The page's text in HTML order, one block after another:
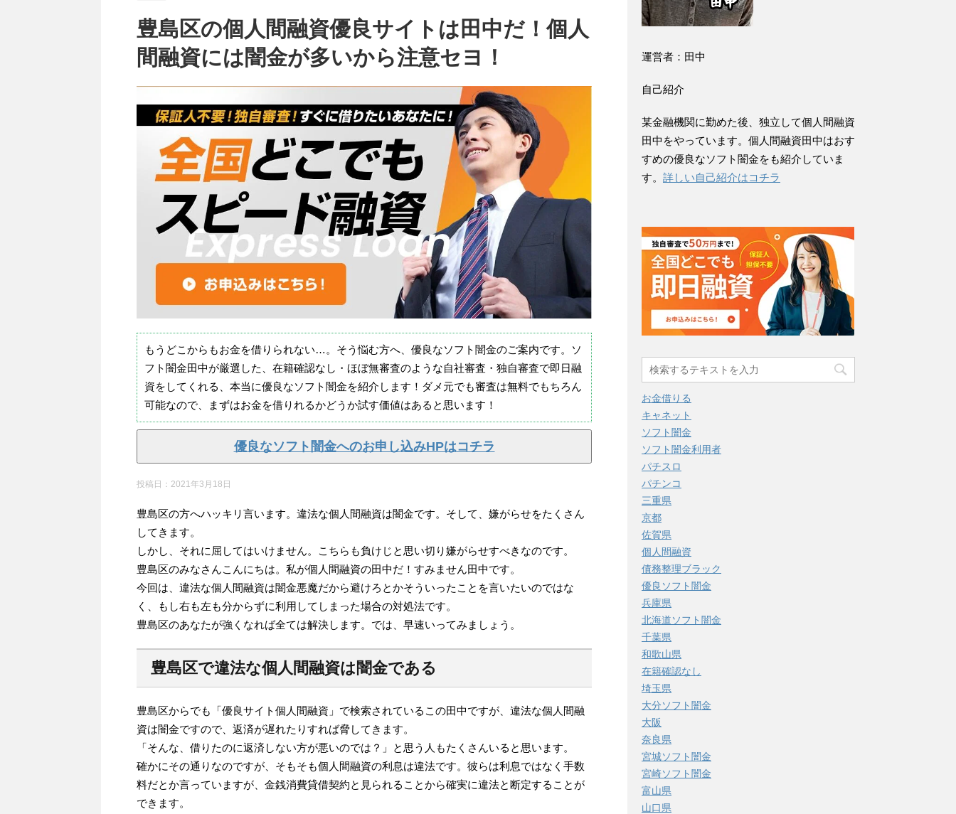
豊島区の個人間融資優良サイトは田中だ！個人
間融資には闇金が多いから注意セヨ！
もうどこからもお金を借りられない…。そう悩む方へ、優良なソフト闇金のご案内です。ソ
フト闇金田中が厳選した、在籍確認なし・ほぼ無審査のような自社審査・独自審査で即日融
資をしてくれる、本当に優良なソフト闇金を紹介します！ダメ元でも審査は無料でもちろん
可能なので、まずはお金を借りれるかどうか試す価値はあると思います！
優良なソフト闇金へのお申し込みHPはコチラ
投稿日： 2021年3月18日
豊島区の方へハッキリ言います。違法な個人間融資は闇金です。そして、嫌がらせをたくさん
してきます。
しかし、それに屈してはいけません。こちらも負けじと思い切り嫌がらせすべきなのです。
豊島区のみなさんこんにちは。私が個人間融資の田中だ！すみません田中です。
今回は、違法な個人間融資は闇金悪魔だから避けろとかそういったことを言いたいのではな
く、もし右も左も分からずに利用してしまった場合の対処法です。
豊島区のあなたが強くなれば全ては解決します。では、早速いってみましょう。
豊島区で違法な個人間融資は闇金である
豊島区からでも「優良サイト個人間融資」で検索されているこの田中ですが、違法な個人間融
資は闇金ですので、返済が遅れたりすれば脅してきます。
「そんな、借りたのに返済しない方が悪いのでは？」と思う人もたくさんいると思います。
確かにその通りなのですが、そもそも個人間融資の利息は違法です。彼らは利息ではなく手数
料だとか言っていますが、金銭消費貸借契約と見られることから確実に違法と断定することが
できます。
運営者：田中
自己紹介
某金融機関に勤めた後、独立して個人間融資
田中をやっています。個人間融資田中はおす
すめの優良なソフト闇金をも紹介していま
す。 詳しい自己紹介はコチラ
お金借りる
キャネット
ソフト闇金
ソフト闇金利用者
パチスロ
パチンコ
三重県
京都
佐賀県
個人間融資
債務整理ブラック
優良ソフト闇金
兵庫県
北海道ソフト闇金
千葉県
和歌山県
在籍確認なし
埼玉県
大分ソフト闇金
大阪
奈良県
宮城ソフト闇金
宮崎ソフト闇金
富山県
山口県